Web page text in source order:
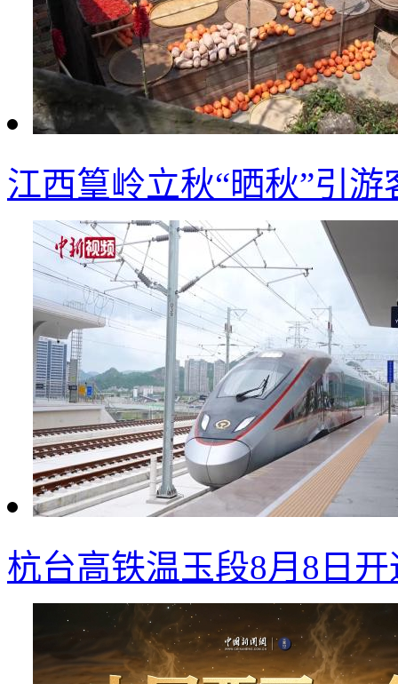
江西篁岭立秋“晒秋”引游
杭台高铁温玉段8月8日